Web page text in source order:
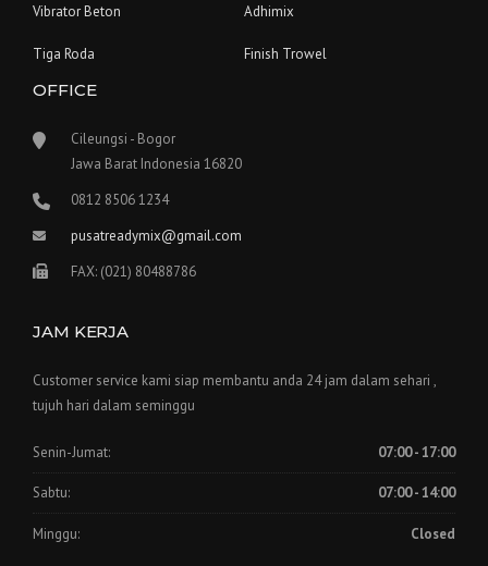
Vibrator Beton Adhimix
Tiga Roda Finish Trowel
OFFICE
Cileungsi - Bogor
Jawa Barat Indonesia 16820
0812 8506 1234
pusatreadymix@gmail.com
FAX: (021) 80488786
JAM KERJA
Customer service kami siap membantu anda 24 jam dalam sehari ,
tujuh hari dalam seminggu
Senin-Jumat: 07:00 - 17:00
Sabtu: 07:00 - 14:00
Minggu: Closed